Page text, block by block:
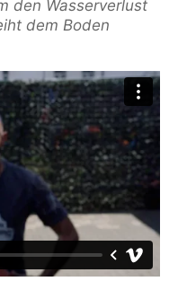
den Wasserverlust
dem Boden